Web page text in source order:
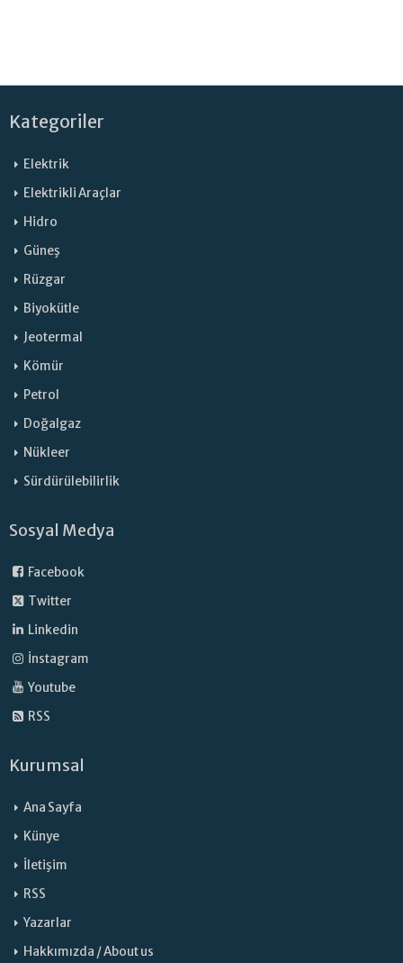
Kategoriler
Elektrik
Elektrikli Araçlar
Hidro
Güneş
Rüzgar
Biyokütle
Jeotermal
Kömür
Petrol
Doğalgaz
Nükleer
Sürdürülebilirlik
Sosyal Medya
Facebook
Twitter
Linkedin
İnstagram
Youtube
RSS
Kurumsal
Ana Sayfa
Künye
İletişim
RSS
Yazarlar
Hakkımızda / About us